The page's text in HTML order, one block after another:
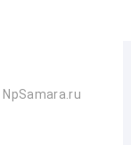
NpSamara.ru